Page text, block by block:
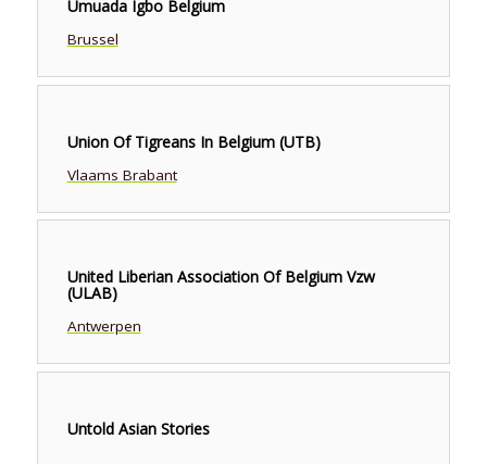
Umuada Igbo Belgium
Brussel
Union Of Tigreans In Belgium (UTB)
Vlaams Brabant
United Liberian Association Of Belgium Vzw
(ULAB)
Antwerpen
Untold Asian Stories